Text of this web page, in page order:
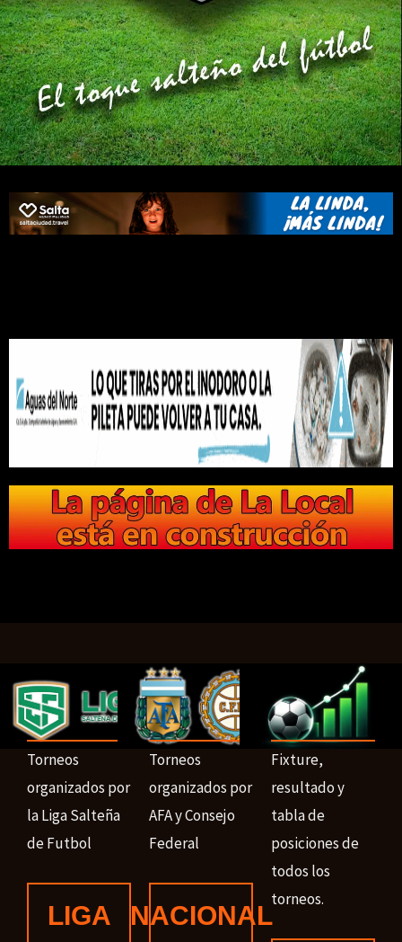
Torneos
organizados por
la Liga Salteña
de Futbol
LIGA
Torneos
organizados por
AFA y Consejo
Federal
NACIONAL
Fixture,
resultado y
tabla de
posiciones de
todos los
torneos.